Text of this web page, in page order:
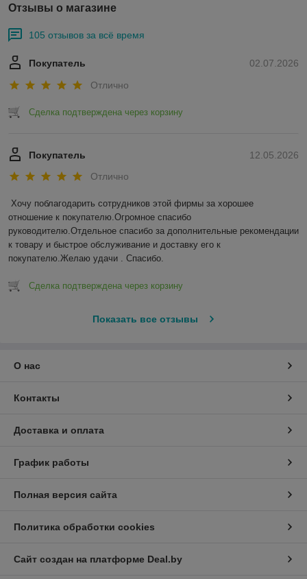
Отзывы о магазине
105 отзывов за всё время
02.07.2026
Покупатель
Отлично
Сделка подтверждена через корзину
12.05.2026
Покупатель
Отлично
Хочу поблагодарить сотрудников этой фирмы за хорошее
отношение к покупателю.Огромное спасибо
руководителю.Отдельное спасибо за дополнительные рекомендации
к товару и быстрое обслуживание и доставку его к
покупателю.Желаю удачи . Спасибо.
Сделка подтверждена через корзину
Показать все отзывы
О нас
Контакты
Доставка и оплата
График работы
Полная версия сайта
Политика обработки cookies
Сайт создан на платформе Deal.by